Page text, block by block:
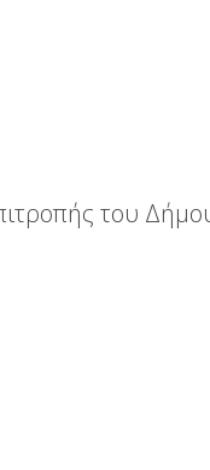
του